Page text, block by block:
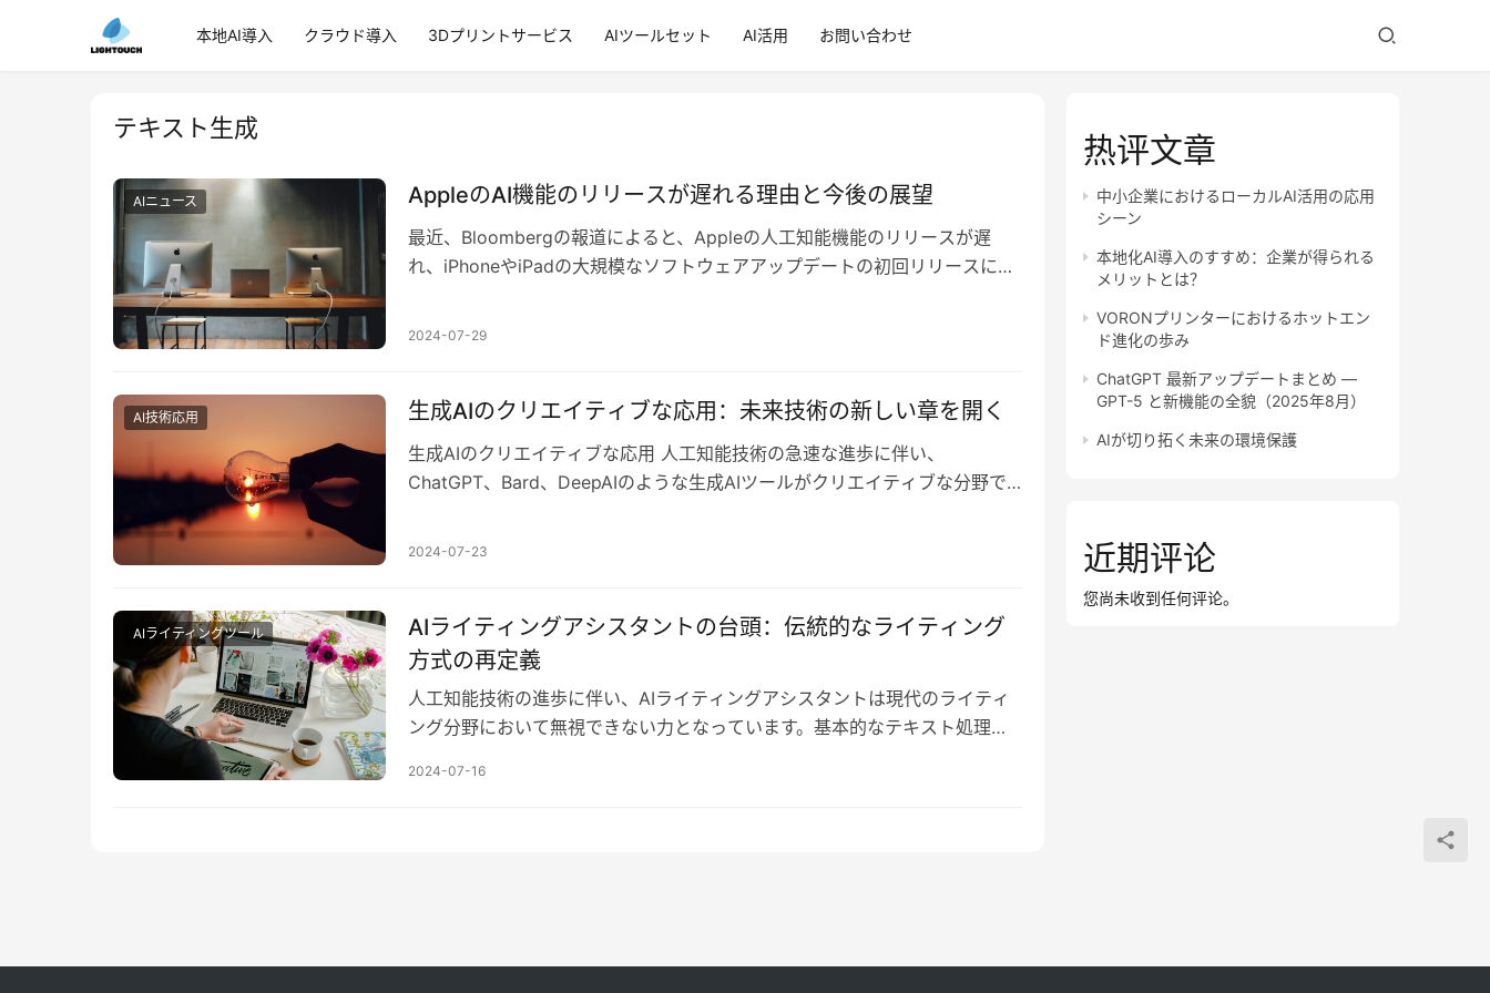
本地AI導入 クラウド導入 3Dプリントサービス AIツールセット AI活用 お問い合わせ
テキスト生成
AIニュース AppleのAI機能のリリースが遅れる理由と今後の展望
最近、Bloombergの報道によると、Appleの人工知能機能のリリースが遅
れ、iPhoneやiPadの大規模なソフトウェアアップデートの初回リリースには
2024-07-29
AI技術応用 生成AIのクリエイティブな応用：未来技術の新しい章を開く
生成AIのクリエイティブな応用 人工知能技術の急速な進歩に伴い、
ChatGPT、Bard、DeepAIのような生成AIツールがクリエイティブな分野で
2024-07-23
AIライティングツール
AIライティングアシスタントの台頭：伝統的なライティング
方式の再定義
人工知能技術の進歩に伴い、AIライティングアシスタントは現代のライティ
ング分野において無視できない力となっています。基本的なテキスト処理か
2024-07-16
热评文章
中小企業におけるローカルAI活用の応用
シーン
本地化AI導入のすすめ：企業が得られる
メリットとは？
VORONプリンターにおけるホットエン
ド進化の歩み
ChatGPT 最新アップデートまとめ —
GPT-5 と新機能の全貌（2025年8月）
AIが切り拓く未来の環境保護
近期评论
您尚未收到任何评论。